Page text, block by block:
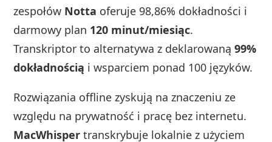
zespołów Notta oferuje 98,86% dokładności i
darmowy plan 120 minut/miesiąc.
Transkriptor to alternatywa z deklarowaną99%
dokładnością i wsparciem ponad 100 języków.
Rozwiązania offline zyskują na znaczeniu ze
względu na prywatność i pracę bez internetu.
MacWhisper transkrybuje lokalnie z użyciem